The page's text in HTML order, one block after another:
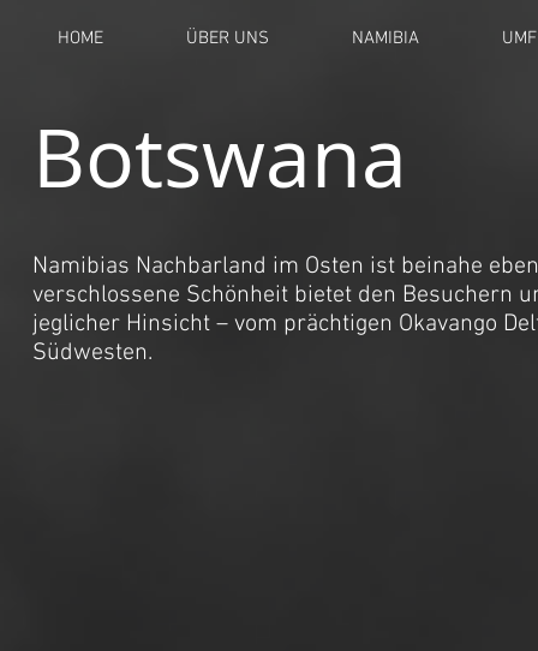
HOME ÜBER UNS NAMIBIA
Botswana
Namibias Nachbarland im Osten ist beinahe
verschlossene Schönheit bietet den Besuchern
jeglicher Hinsicht – vom prächtigen Okavango
Südwesten.